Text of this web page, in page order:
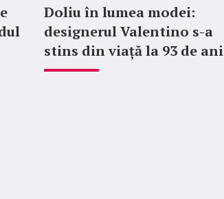
Doliu în lumea modei:
designerul Valentino s-a
stins din viață la 93 de ani